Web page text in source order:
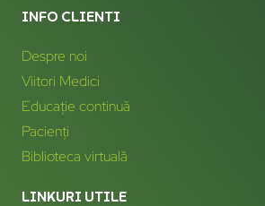
INFO CLIENTI
Despre noi
Viitori Medici
Educație continuă
Pacienți
Biblioteca virtuală
LINKURI UTILE